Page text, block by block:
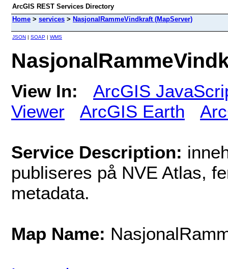
ArcGIS REST Services Directory
Home > services > NasjonalRammeVindkraft (MapServer)
JSON | SOAP | WMS
View In:
ArcGIS
Viewer
ArcGIS Earth
Service Description:
publiseres på NVE Atlas,
metadata.
Map Name: